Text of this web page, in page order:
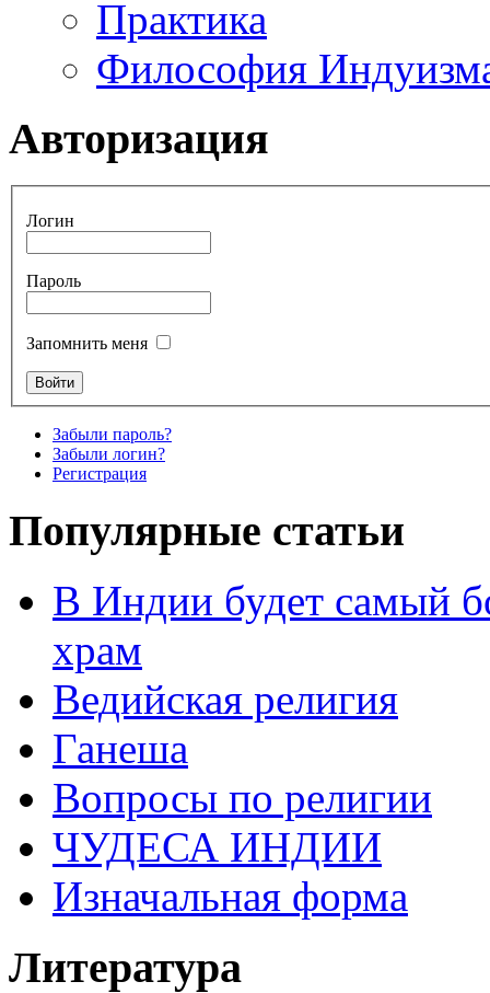
Практика
Философия
Авторизация
Логин
Пароль
Запомнить меня
Забыли пароль?
Забыли логин?
Регистрация
Популярные статьи
В Индии будет самый
храм
Ведийская религия
Ганеша
Вопросы по религии
ЧУДЕСА ИНДИИ
Изначальная форма
Литература